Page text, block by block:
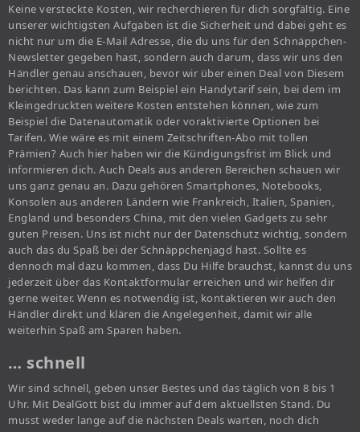
Keine versteckte Kosten, wir recherchieren für dich sorgfältig. Eine
unserer wichtigsten Aufgaben ist die Sicherheit und dabei geht es
nicht nur um die E-Mail Adresse, die du uns für den Schnäppchen-
Newsletter gegeben hast, sondern auch darum, dass wir uns den
Händler genau anschauen, bevor wir über einen Deal von Diesem
berichten. Das kann zum Beispiel ein Handytarif sein, bei dem im
Kleingedruckten weitere Kosten entstehen können, wie zum
Beispiel die Datenautomatik oder voraktivierte Optionen bei
Tarifen. Wie wäre es mit einem Zeitschriften-Abo mit tollen
Prämien? Auch hier haben wir die Kündigungsfrist im Blick und
informieren dich. Auch Deals aus anderen Bereichen schauen wir
uns ganz genau an. Dazu gehören Smartphones, Notebooks,
Konsolen aus anderen Ländern wie Frankreich, Italien, Spanien,
England und besonders China, mit den vielen Gadgets zu sehr
guten Preisen. Uns ist nicht nur der Datenschutz wichtig, sondern
auch das du Spaß bei der Schnäppchenjagd hast. Sollte es
dennoch mal dazu kommen, dass Du Hilfe brauchst, kannst du uns
jederzeit über das Kontaktformular erreichen und wir helfen dir
gerne weiter. Wenn es notwendig ist, kontaktieren wir auch den
Händler direkt und klären die Angelegenheit, damit wir alle
weiterhin Spaß am Sparen haben.
… schnell
Wir sind schnell, geben unser Bestes und das täglich von 8 bis 1
Uhr. Mit DealGott bist du immer auf dem aktuellsten Stand. Du
musst weder lange auf die nächsten Deals warten, noch dich